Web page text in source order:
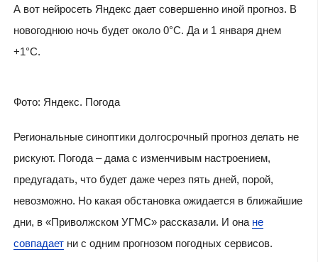
А вот нейросеть Яндекс дает совершенно иной прогноз. В
новогоднюю ночь будет около 0°C. Да и 1 января днем
+1°C.
Фото: Яндекс. Погода
Региональные синоптики долгосрочный прогноз делать не
рискуют. Погода – дама с изменчивым настроением,
предугадать, что будет даже через пять дней, порой,
невозможно. Но какая обстановка ожидается в ближайшие
дни, в «Приволжском УГМС» рассказали. И она не
совпадаетни с одним прогнозом погодных сервисов.